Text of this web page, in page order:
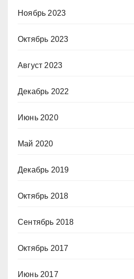
Ноябрь 2023
Октябрь 2023
Август 2023
Декабрь 2022
Июнь 2020
Май 2020
Декабрь 2019
Октябрь 2018
Сентябрь 2018
Октябрь 2017
Июнь 2017